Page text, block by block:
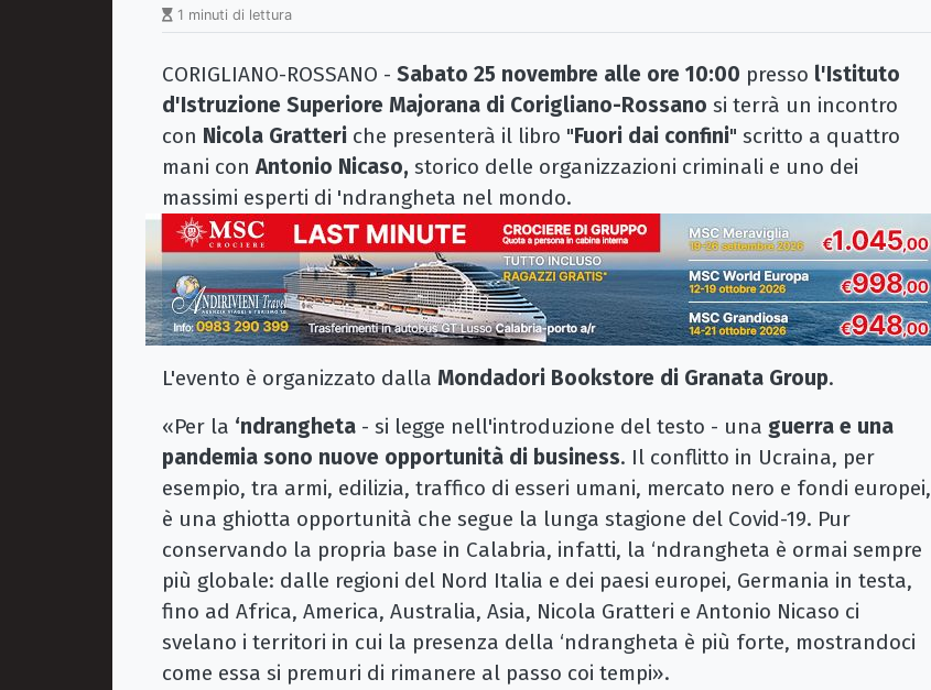
1 minuti di lettura
CORIGLIANO-ROSSANO - Sabato 25 novembre alle ore 10:00 presso l'Istituto
d'Istruzione Superiore Majorana di Corigliano-Rossano si terrà un incontro
con Nicola Gratteri che presenterà il libro "Fuori dai confini" scritto a quattro
mani con Antonio Nicaso, storico delle organizzazioni criminali e uno dei
massimi esperti di 'ndrangheta nel mondo.
L'evento è organizzato dalla Mondadori Bookstore di Granata Group.
«Per la ‘ndrangheta - si legge nell'introduzione del testo - una guerra e una
pandemia sono nuove opportunità di business. Il conflitto in Ucraina, per
esempio, tra armi, edilizia, traffico di esseri umani, mercato nero e fondi europei,
è una ghiotta opportunità che segue la lunga stagione del Covid-19. Pur
conservando la propria base in Calabria, infatti, la ‘ndrangheta è ormai sempre
più globale: dalle regioni del Nord Italia e dei paesi europei, Germania in testa,
fino ad Africa, America, Australia, Asia, Nicola Gratteri e Antonio Nicaso ci
svelano i territori in cui la presenza della ‘ndrangheta è più forte, mostrandoci
come essa si premuri di rimanere al passo coi tempi».